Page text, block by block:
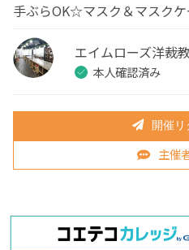
手ぶらOK☆マスク＆マスク
エイムローズ洋裁
本人確認済み
開催リ
主催